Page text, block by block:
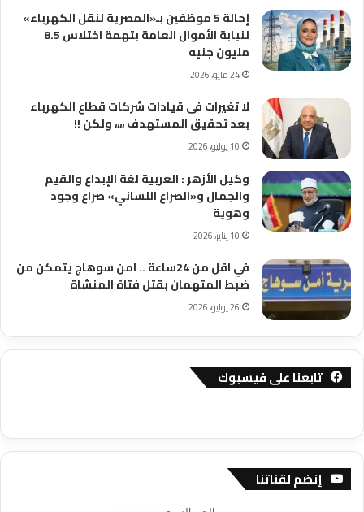
إحالة 5 موظفين بـ«المصرية لنقل الكهرباء»
لنيابة الأموال العامة بتهمة اختلاس 8.5
مليون جنيه
24 مايو، 2026
لا تغيرات فى قيادات شركات قطاع الكهرباء
بعد تحقيق المستهدف ،،،، ولكن !!
10 يوليو، 2026
وكيل الأزهر : العربية لغة الإبداع والقيم
والجمال و«الصراع اللساني» صراع وجود
وهوية
10 يناير، 2026
في اقل من 24ساعة .. امن سوهاج يتمكن من
ضبط المتهمان بقتل فتاة المنشاة
26 يوليو، 2026
تابعنا على فيسبوك
إنضم لقناتنا